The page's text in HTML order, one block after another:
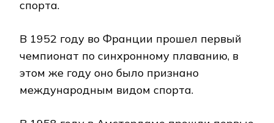
спорта.
В 1952 году во Франции прошел первый
чемпионат по синхронному плаванию, в
этом же году оно было признано
международным видом спорта.